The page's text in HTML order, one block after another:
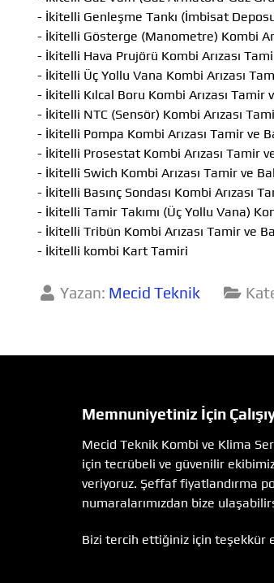
- İkitelli Genleşme Tankı (İmbisat
- İkitelli Gösterge (Manometre) Kombi
- İkitelli Hava Prujörü Kombi Arızası
- İkitelli Üç Yollu Vana Kombi Arızası
- İkitelli Kılcal Boru Kombi Arızası Tamir
- İkitelli NTC (Sensör) Kombi Arızası
- İkitelli Pompa Kombi Arızası Tamir ve
- İkitelli Prosestat Kombi Arızası Tamir
- İkitelli Swich Kombi Arızası Tamir ve
- İkitelli Basınç Sondası Kombi Arızası
- İkitelli Tamir Takımı (Üç Yollu Vana)
- İkitelli Tribün Kombi Arızası Tamir ve
- İkitelli kombi Kart Tamiri
Yazan: Mecid Teknik
Memnuniyetiniz İçin
Mecid Teknik Kombi ve Klima
için tecrübeli ve güvenilir
veriyoruz. Şeffaf fiyatlandırma
numaralarımızdan bize
Bizi tercih ettiğiniz için teşekkür